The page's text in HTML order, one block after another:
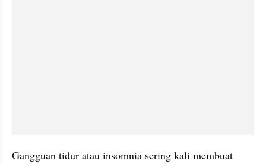
Gangguan tidur atau insomnia sering kali membuat